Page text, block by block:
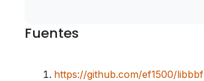
Fuentes
https://github.com/ef1500/libbbf